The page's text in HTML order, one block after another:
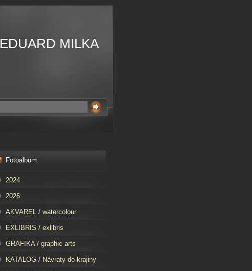
EDUARD MILKA
Fotoalbum
2024
2026
AKVAREL / watercolour
EXLIBRIS / exlibris
GRAFIKA / graphic arts
KATALOG / Návraty do krajiny